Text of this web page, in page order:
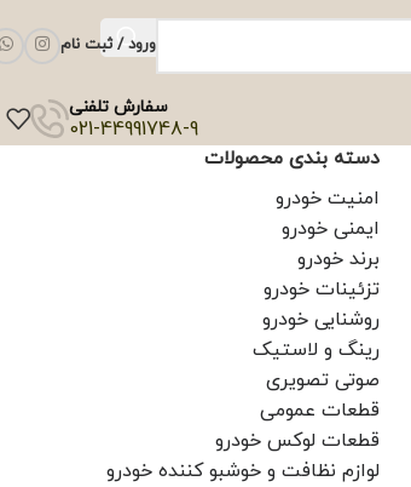
ورود / ثبت نام
سفارش تلفنی
021-44991748-9
دسته بندی محصولات
امنیت خودرو
ایمنی خودرو
برند خودرو
تزئینات خودرو
روشنایی خودرو
رینگ و لاستیک
صوتی تصویری
قطعات عمومی
قطعات لوکس خودرو
لوازم نظافت و خوشبو کننده خودرو